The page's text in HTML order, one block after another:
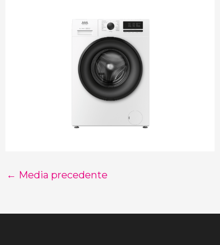
← Media precedente